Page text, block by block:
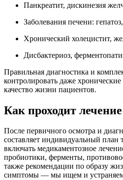
Панкреатит, дискинезия
Заболевания печени:
Хронический холецистит,
Дисбактериоз,
Правильная диагностика и
контролировать даже
качество жизни пациентов.
Как проходит
После первичного осмотра и
составляет индивидуальный план
включать медикаментозное
пробиотики, ферменты,
также рекомендации по образу
симптомы — мы ищем и